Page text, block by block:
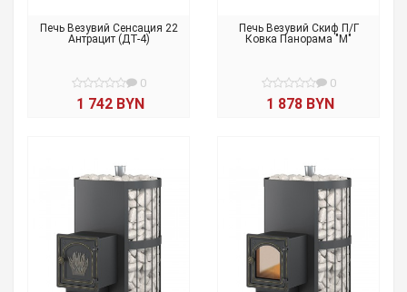
Печь Везувий Сенсация 22
Антрацит (ДТ-4)
0
1 742 BYN
Печь Везувий Скиф П/Г
Ковка Панорама "М"
0
1 878 BYN